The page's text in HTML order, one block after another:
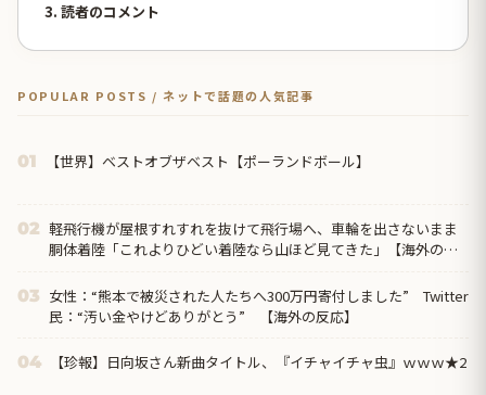
3. 読者のコメント
POPULAR POSTS / ネットで話題の人気記事
01 【世界】ベストオブザベスト【ポーランドボール】
02 軽飛行機が屋根すれすれを抜けて飛行場へ、車輪を出さないまま
胴体着陸「これよりひどい着陸なら山ほど見てきた」【海外の反
03 女性：“熊本で被災された人たちへ300万円寄付しました” Twitter
民：“汚い金やけどありがとう” 【海外の反応】
04 【珍報】日向坂さん新曲タイトル、『イチャイチャ虫』ｗｗｗ★2